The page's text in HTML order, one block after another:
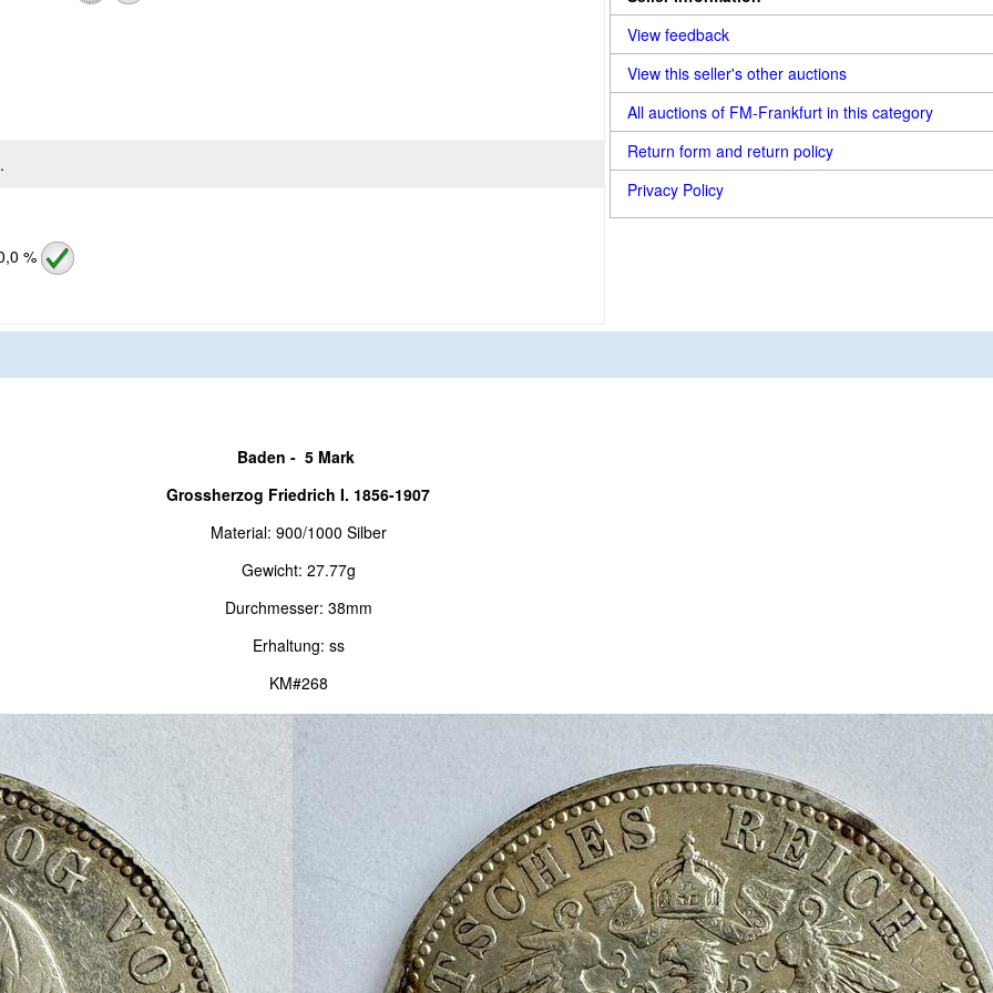
%
View feedback
View this seller's other auctions
All auctions of FM-Frankfurt in this category
Return form and return policy
Privacy Policy
Baden - 5 Mark
Grossherzog Friedrich I. 1856-1907
Material: 900/1000 Silber
Gewicht: 27.77g
Durchmesser: 38mm
Erhaltung: ss
KM#268